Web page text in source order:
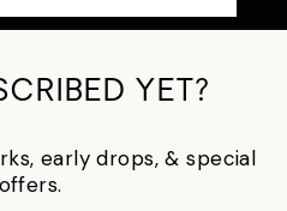
YET?
early drops, & special
offers.